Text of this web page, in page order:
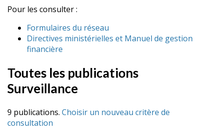
Pour les consulter :
Formulaires du réseau
Directives ministérielles et Manuel de gestion
financière
Toutes les publications
Surveillance
9 publications. Choisir un nouveau critère de
consultation